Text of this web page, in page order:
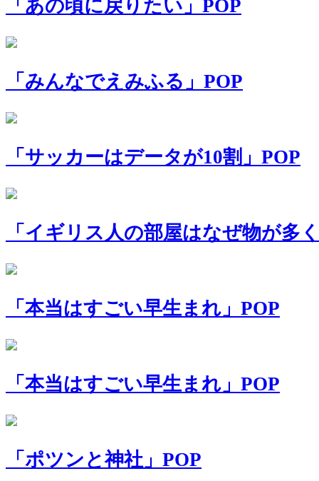
「あの頃に戻りたい」POP
「みんなでえみふる」POP
「サッカーはデータが10割」POP
「イギリス人の部屋はなぜ物が多
「本当はすごい早生まれ」POP
「本当はすごい早生まれ」POP
「ポツンと神社」POP